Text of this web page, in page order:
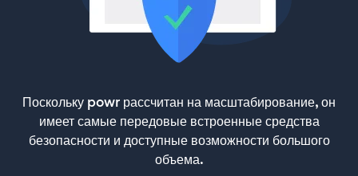
Поскольку powr рассчитан на масштабирование, он
имеет самые передовые встроенные средства
безопасности и доступные возможности большого
объема.